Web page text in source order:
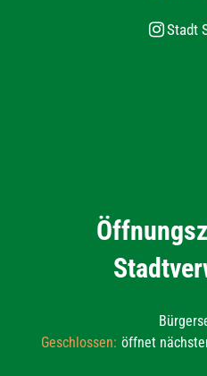
Stadt
Klicken, um weitere
Geschlossen: öffnet